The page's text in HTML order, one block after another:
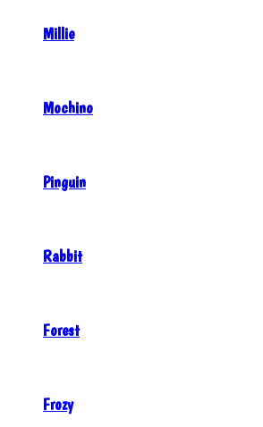
Millie
Mochino
Pinguin
Rabbit
Forest
Frozy